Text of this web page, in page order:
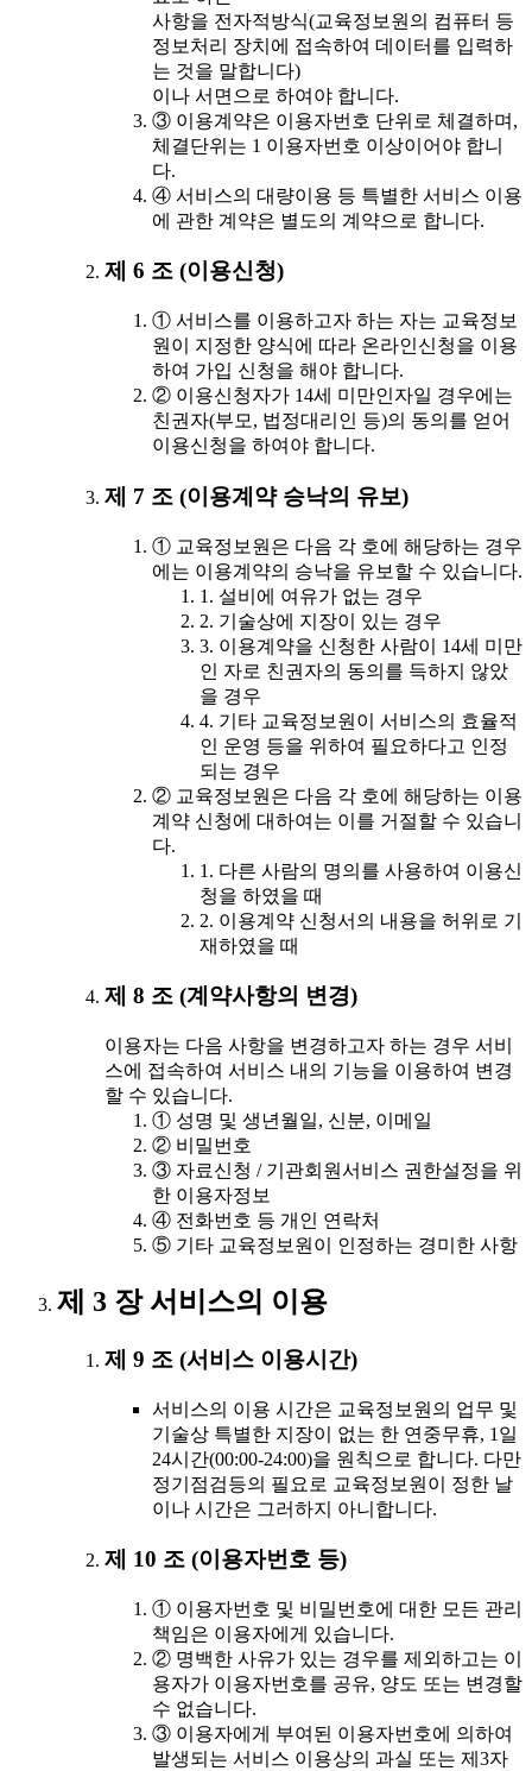
사항을 전자적방식(교육정보원의 컴퓨터 등
정보처리 장치에 접속하여 데이터를 입력하
는 것을 말합니다)
이나 서면으로 하여야 합니다.
③ 이용계약은 이용자번호 단위로 체결하며,
체결단위는 1 이용자번호 이상이어야 합니
다.
④ 서비스의 대량이용 등 특별한 서비스 이용
에 관한 계약은 별도의 계약으로 합니다.
제 6 조 (이용신청)
① 서비스를 이용하고자 하는 자는 교육정보
원이 지정한 양식에 따라 온라인신청을 이용
하여 가입 신청을 해야 합니다.
② 이용신청자가 14세 미만인자일 경우에는
친권자(부모, 법정대리인 등)의 동의를 얻어
이용신청을 하여야 합니다.
제 7 조 (이용계약 승낙의 유보)
① 교육정보원은 다음 각 호에 해당하는 경우
에는 이용계약의 승낙을 유보할 수 있습니다.
1. 설비에 여유가 없는 경우
2. 기술상에 지장이 있는 경우
3. 이용계약을 신청한 사람이 14세 미만
인 자로 친권자의 동의를 득하지 않았
을 경우
4. 기타 교육정보원이 서비스의 효율적
인 운영 등을 위하여 필요하다고 인정
되는 경우
② 교육정보원은 다음 각 호에 해당하는 이용
계약 신청에 대하여는 이를 거절할 수 있습니
다.
1. 다른 사람의 명의를 사용하여 이용신
청을 하였을 때
2. 이용계약 신청서의 내용을 허위로 기
재하였을 때
제 8 조 (계약사항의 변경)
이용자는 다음 사항을 변경하고자 하는 경우 서비
스에 접속하여 서비스 내의 기능을 이용하여 변경
할 수 있습니다.
① 성명 및 생년월일, 신분, 이메일
② 비밀번호
③ 자료신청 / 기관회원서비스 권한설정을 위
한 이용자정보
④ 전화번호 등 개인 연락처
⑤ 기타 교육정보원이 인정하는 경미한 사항
제 3 장 서비스의 이용
제 9 조 (서비스 이용시간)
서비스의 이용 시간은 교육정보원의 업무 및
기술상 특별한 지장이 없는 한 연중무휴, 1일
24시간(00:00-24:00)을 원칙으로 합니다. 다만
정기점검등의 필요로 교육정보원이 정한 날
이나 시간은 그러하지 아니합니다.
제 10 조 (이용자번호 등)
① 이용자번호 및 비밀번호에 대한 모든 관리
책임은 이용자에게 있습니다.
② 명백한 사유가 있는 경우를 제외하고는 이
용자가 이용자번호를 공유, 양도 또는 변경할
수 없습니다.
③ 이용자에게 부여된 이용자번호에 의하여
발생되는 서비스 이용상의 과실 또는 제3자